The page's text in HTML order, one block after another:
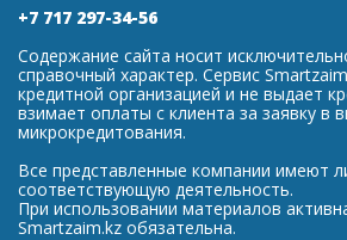
+7 717 297-34-56
Содержание сайта носит
справочный характер. Сервис
кредитной организацией и не выдает
взимает оплаты с клиента за заявку в
микрокредитования.
Все представленные компании имеют
соответствующую деятельность.
При использовании материалов
Smartzaim.kz обязательна.